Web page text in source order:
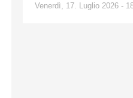
Venerdì, 17. Luglio 2026 -